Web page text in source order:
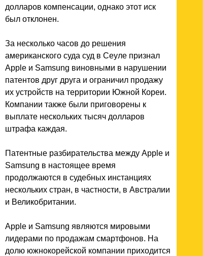
долларов компенсации, однако этот иск
был отклонен.
За несколько часов до решения
американского суда суд в Сеуле признал
Apple и Samsung виновными в нарушении
патентов друг друга и ограничил продажу
их устройств на территории Южной Кореи.
Компании также были приговорены к
выплате нескольких тысяч долларов
штрафа каждая.
Патентные разбирательства между Apple и
Samsung в настоящее время
продолжаются в судебных инстанциях
нескольких стран, в частности, в Австралии
и Великобритании.
Apple и Samsung являются мировыми
лидерами по продажам смартфонов. На
долю южнокорейской компании приходится